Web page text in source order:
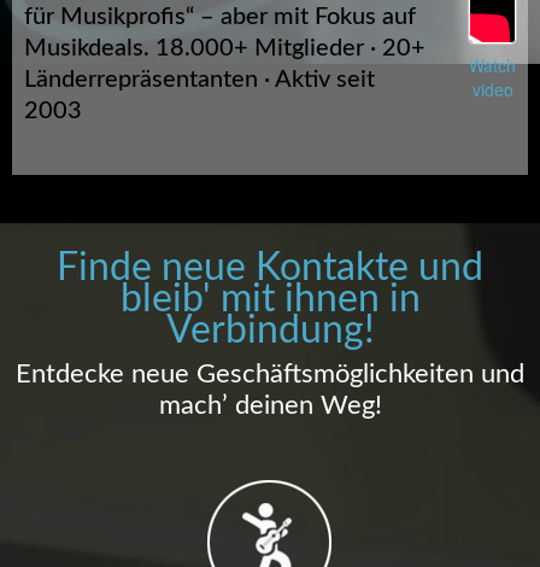
für Musikprofis“ – aber mit Fokus auf
Musikdeals. 18.000+ Mitglieder · 20+
Länderrepräsentanten · Aktiv seit
2003
Watch
video
Finde neue Kontakte und
bleib' mit ihnen in
Verbindung!
Entdecke neue Geschäftsmöglichkeiten und
mach’ deinen Weg!